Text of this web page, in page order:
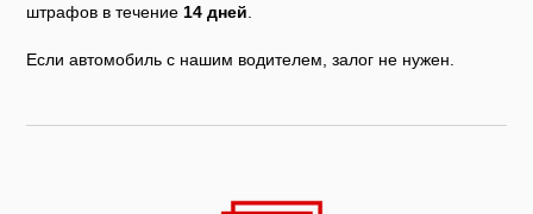
штрафов в течение 14 дней
Если автомобиль с нашим водителем, залог не нужен.